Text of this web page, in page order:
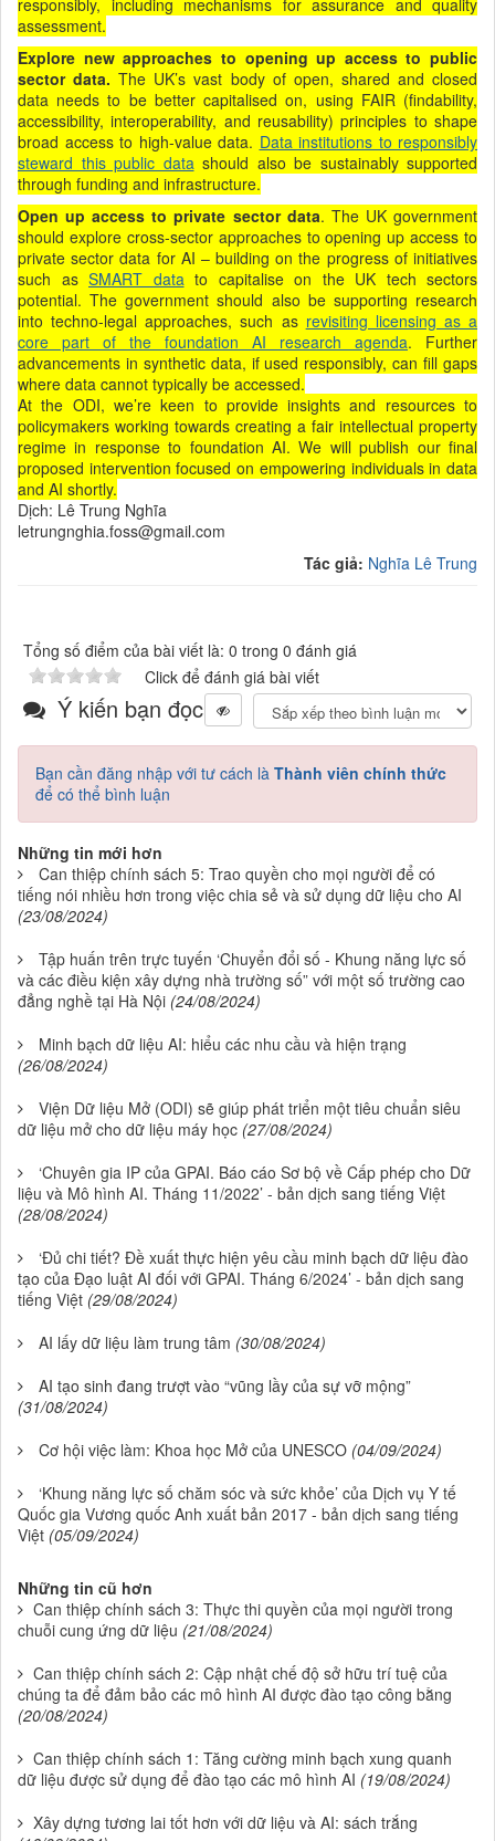
assessment.
Explore new approaches to opening up access to public
sector data. The UK’s vast body of open, shared and closed
data needs to be better capitalised on, using FAIR (findability,
accessibility, interoperability, and reusability) principles to shape
broad access to high-value data. Data institutions to responsibly
steward this public data should also be sustainably supported
through funding and infrastructure.
Open up access to private sector data. The UK government
should explore cross-sector approaches to opening up access to
private sector data for AI – building on the progress of initiatives
such as SMART data to capitalise on the UK tech sectors
potential. The government should also be supporting research
into techno-legal approaches, such as revisiting licensing as a
core part of the foundation AI research agenda. Further
advancements in synthetic data, if used responsibly, can fill gaps
where data cannot typically be accessed.
At the ODI, we’re keen to provide insights and resources to
policymakers working towards creating a fair intellectual property
regime in response to foundation AI. We will publish our final
proposed intervention focused on empowering individuals in data
and AI shortly.
Dịch: Lê Trung Nghĩa
letrungnghia.foss@gmail.com
Tác giả: Nghĩa Lê Trung
Tổng số điểm của bài viết là: 0 trong 0 đánh giá
Click để đánh giá bài viết
Ý kiến bạn đọc
Bạn cần đăng nhập với tư cách là Thành viên chính thức
để có thể bình luận
Những tin mới hơn
Can thiệp chính sách 5: Trao quyền cho mọi người để có
tiếng nói nhiều hơn trong việc chia sẻ và sử dụng dữ liệu cho AI
(23/08/2024)
Tập huấn trên trực tuyến ‘Chuyển đổi số - Khung năng lực số
và các điều kiện xây dựng nhà trường số” với một số trường cao
đẳng nghề tại Hà Nội (24/08/2024)
Minh bạch dữ liệu AI: hiểu các nhu cầu và hiện trạng
(26/08/2024)
Viện Dữ liệu Mở (ODI) sẽ giúp phát triển một tiêu chuẩn siêu
dữ liệu mở cho dữ liệu máy học (27/08/2024)
‘Chuyên gia IP của GPAI. Báo cáo Sơ bộ về Cấp phép cho Dữ
liệu và Mô hình AI. Tháng 11/2022’ - bản dịch sang tiếng Việt
(28/08/2024)
‘Đủ chi tiết? Đề xuất thực hiện yêu cầu minh bạch dữ liệu đào
tạo của Đạo luật AI đối với GPAI. Tháng 6/2024’ - bản dịch sang
tiếng Việt (29/08/2024)
AI lấy dữ liệu làm trung tâm (30/08/2024)
AI tạo sinh đang trượt vào “vũng lầy của sự vỡ mộng”
(31/08/2024)
Cơ hội việc làm: Khoa học Mở của UNESCO (04/09/2024)
‘Khung năng lực số chăm sóc và sức khỏe’ của Dịch vụ Y tế
Quốc gia Vương quốc Anh xuất bản 2017 - bản dịch sang tiếng
Việt (05/09/2024)
Những tin cũ hơn
Can thiệp chính sách 3: Thực thi quyền của mọi người trong
chuỗi cung ứng dữ liệu (21/08/2024)
Can thiệp chính sách 2: Cập nhật chế độ sở hữu trí tuệ của
chúng ta để đảm bảo các mô hình AI được đào tạo công bằng
(20/08/2024)
Can thiệp chính sách 1: Tăng cường minh bạch xung quanh
dữ liệu được sử dụng để đào tạo các mô hình AI (19/08/2024)
Xây dựng tương lai tốt hơn với dữ liệu và AI: sách trắng